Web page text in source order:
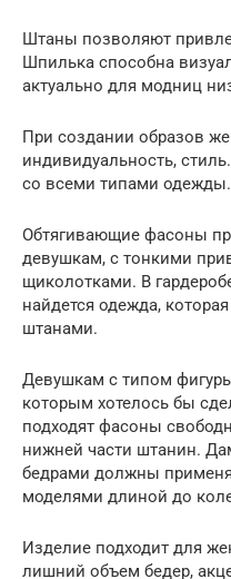
Штаны позволяют
Шпилька способна
актуально для модниц
При создании образов
индивидуальность,
со всеми типами одежды.
Обтягивающие фасоны
девушкам, с тонкими
щиколотками. В
найдется одежда,
штанами.
Девушкам с типом
которым хотелось бы
подходят фасоны
нижней части штанин.
бедрами должны
моделями длиной до
Изделие подходит для
лишний объем бедер,